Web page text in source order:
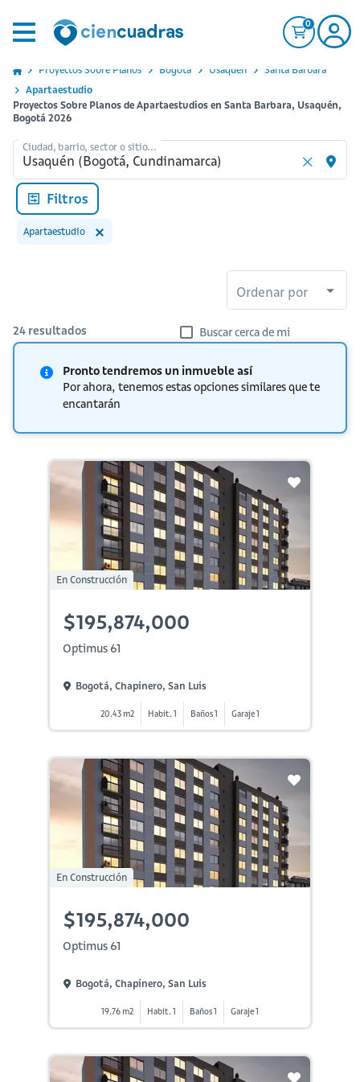
0
Proyectos Sobre Planos Bogota Usaquen
Santa Barbara
Apartaestudio
Proyectos Sobre Planos de Apartaestudios en Santa Barbara, Usaquén,
Bogotá 2026
Ciudad, barrio, sector o sitio...
Filtros
Apartaestudio
Ordenar por
24 resultados Buscar cerca de mi
Pronto tendremos un inmueble así
Por ahora, tenemos estas opciones similares que te
encantarán
En Construcción
$195,874,000
Optimus 61
Bogotá, Chapinero, San Luis
20.43 m2 Habit. 1 Baños 1 Garaje 1
En Construcción
$195,874,000
Optimus 61
Bogotá, Chapinero, San Luis
19.76 m2 Habit. 1 Baños 1 Garaje 1